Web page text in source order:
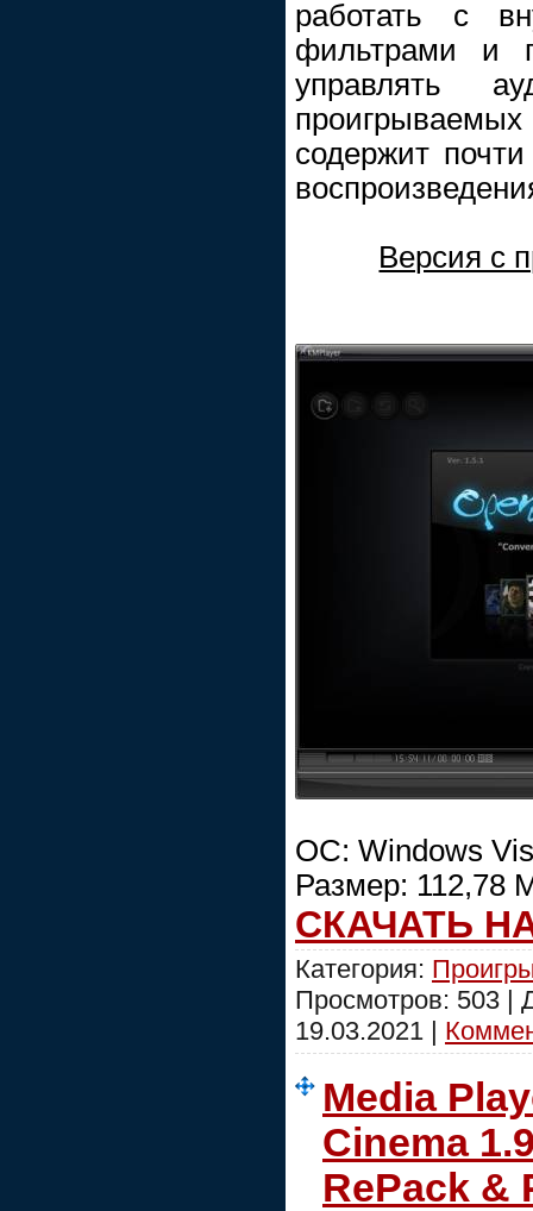
работать с
фильтрами и
управлять
содержит
Версия с
ОС: Windows
Размер: 112,78
СКАЧАТЬ
Категория:
Просмотров: 503 |
19.03.2021 |
Media
Cinema
RePack &